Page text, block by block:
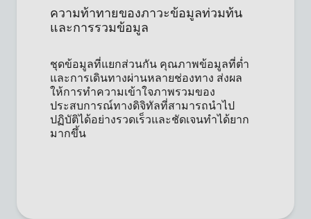
ความท้าทายของภาวะข้อมูลท่วมท้น
และการรวมข้อมูล
ชุดข้อมูลที่แยกส่วนกัน คุณภาพข้อมูลที่ต่ำ
และการเดินทางผ่านหลายช่องทาง ส่งผล
ให้การทำความเข้าใจภาพรวมของ
ประสบการณ์ทางดิจิทัลที่สามารถนำไป
ปฏิบัติได้อย่างรวดเร็วและชัดเจนทำได้ยาก
มากขึ้น